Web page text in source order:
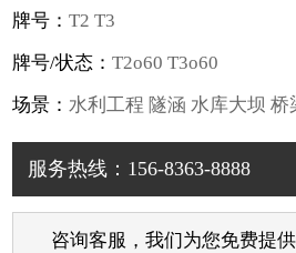
牌号：T2 T3
牌号/状态：T2o60 T3o60
场景：水利工程 隧涵 水库大坝
服务热线：156-8363-8888
咨询客服，我们为您免费提